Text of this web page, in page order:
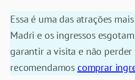
Essa é uma das atrações
Madri e os ingressos
garantir a visita e não
recomendamos comprar